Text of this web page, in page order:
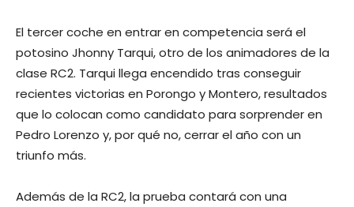
El tercer coche en entrar en competencia será el
potosino Jhonny Tarqui, otro de los animadores de la
clase RC2. Tarqui llega encendido tras conseguir
recientes victorias en Porongo y Montero, resultados
que lo colocan como candidato para sorprender en
Pedro Lorenzo y, por qué no, cerrar el año con un
triunfo más.
Además de la RC2, la prueba contará con una